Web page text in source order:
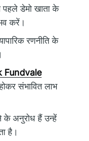
डेमो खाता के
करें।
रणनीति के
Fundvale
संभावित लाभ
अनुरोध हैं उन्हें
है।